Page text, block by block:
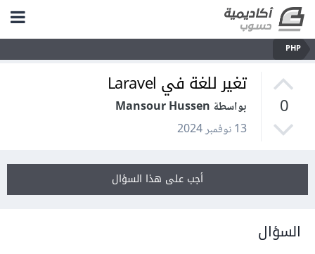
PHP
0
تغير للغة في Laravel
بواسطة Mansour Hussen
13 نوفمبر 2024
أجب على هذا السؤال
السؤال